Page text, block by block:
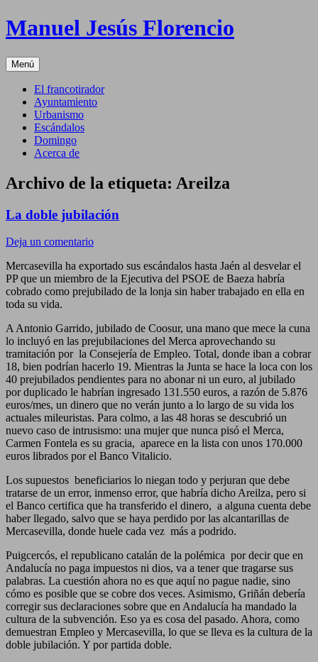
Saltar
al
Manuel Jesús Florencio
Menú
El francotirador
Ayuntamiento
Urbanismo
Escándalos
Domingo
Acerca de
Archivo de la etiqueta: Areilza
La doble jubilación
Deja un comentario
Mercasevilla ha exportado sus escándalos hasta Jaén al desvelar el
PP que un miembro de la Ejecutiva del PSOE de Baeza habría
cobrado como prejubilado de la lonja sin haber trabajado en ella en
toda su vida.
A Antonio Garrido, jubilado de Coosur, una mano que mece la cuna
lo incluyó en las prejubilaciones del Merca aprovechando su
tramitación por la Consejería de Empleo. Total, donde iban a cobrar
18, bien podrían hacerlo 19. Mientras la Junta se hace la loca con los
40 prejubilados pendientes para no abonar ni un euro, al jubilado
por duplicado le habrían ingresado 131.550 euros, a razón de 5.876
euros/mes, un dinero que no verán junto a lo largo de su vida los
actuales mileuristas. Para colmo, a las 48 horas se descubrió un
nuevo caso de intrusismo: una mujer que nunca pisó el Merca,
Carmen Fontela es su gracia, aparece en la lista con unos 170.000
euros librados por el Banco Vitalicio.
Los supuestos beneficiarios lo niegan todo y perjuran que debe
tratarse de un error, inmenso error, que habría dicho Areilza, pero si
el Banco certifica que ha transferido el dinero, a alguna cuenta debe
haber llegado, salvo que se haya perdido por las alcantarillas de
Mercasevilla, donde huele cada vez más a podrido.
Puigcercós, el republicano catalán de la polémica por decir que en
Andalucía no paga impuestos ni dios, va a tener que tragarse sus
palabras. La cuestión ahora no es que aquí no pague nadie, sino
cómo es posible que se cobre dos veces. Asimismo, Griñán debería
corregir sus declaraciones sobre que en Andalucía ha mandado la
cultura de la subvención. Eso ya es cosa del pasado. Ahora, como
demuestran Empleo y Mercasevilla, lo que se lleva es la cultura de la
doble jubilación. Y por partida doble.